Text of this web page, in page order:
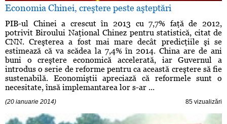
Economia Chinei, creştere peste aşteptări
PIB-ul Chinei a crescut în 2013 cu 7,7% faţă de 2012,
potrivit Biroului Naţional Chinez pentru statistică, citat de
CNN. Creşterea a fost mai mare decât predicţiile şi se
estimează că va scădea la 7,4% în 2014. China are de ani
buni o creştere economică accelerată, iar Guvernul a
introdus o serie de reforme pentru ca această creştere să fie
sustenabilă. Economiştii apreciază că reformele sunt o
necesitate, însă implemantarea lor s-ar ...
(20 ianuarie 2014) 85 vizualizări